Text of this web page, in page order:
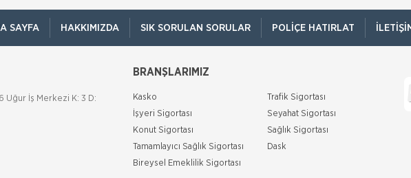
SAYFA HAKKIMIZDA SIK SORULAN SORULAR POLIÇE HATIRLAT
Uğur İş Merkezi K: 3 D:
BRANŞLARIMIZ
Kasko
Trafik Sigortası
İşyeri Sigortası
Seyahat Sigortası
Konut Sigortası
Sağlık Sigortası
Tamamlayıcı Sağlık Sigortası
Dask
Bireysel Emeklilik Sigortası